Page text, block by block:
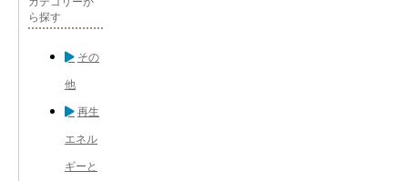
ら探す
その
他
再生
エネル
ギーと